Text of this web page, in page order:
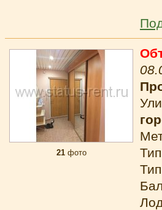
21фото